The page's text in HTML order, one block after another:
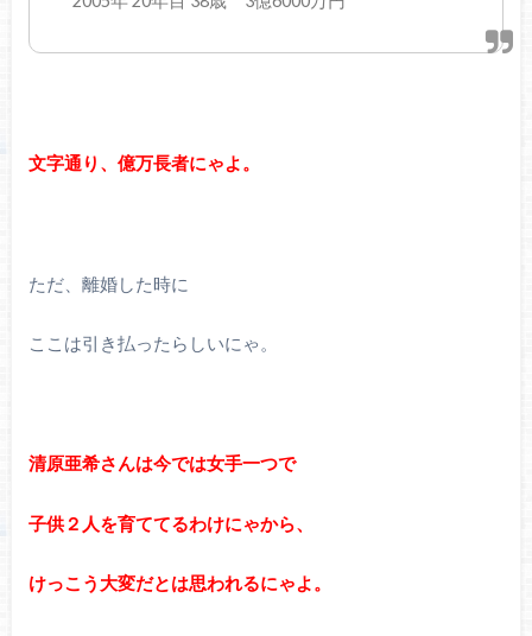
文字通り、億万長者にゃよ。
ただ、離婚した時に
ここは引き払ったらしいにゃ。
清原亜希さんは今では女手一つで
子供２人を育ててるわけにゃから、
けっこう大変だとは思われるにゃよ。